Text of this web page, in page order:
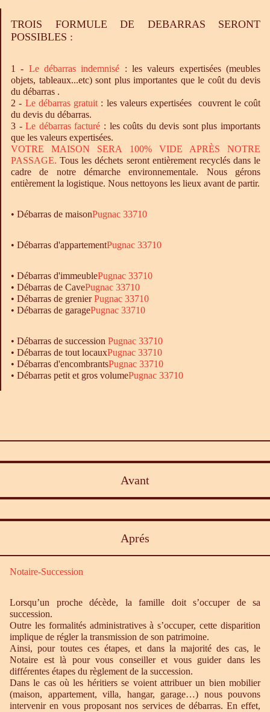
TROIS FORMULE DE DEBARRAS SERONT
POSSIBLES :
1 - Ledébarras indemnisé : les valeurs expertisées (meubles
objets, tableaux...etc) sont plus importantes que le coût du devis
du débarras .
2 - Le débarrasgratuit : les valeurs expertisées couvrent le coût
du devis du débarras.
3 -Le débarrasfacturé : les coûts du devis sont plus importants
que les valeurs expertisées.
VOTRE MAISON SERA 100% VIDE APRÈS NOTRE
PASSAGE. Tous les déchets seront entièrement recyclés dans le
cadre de notre démarche environnementale. Nous gérons
entièrement la logistique. Nous nettoyons les lieux avant de partir.
• Débarras de maisonPugnac 33710
• Débarras d'appartementPugnac 33710
• Débarras d'immeublePugnac 33710
• Débarras de CavePugnac 33710
• Débarras de grenierPugnac 33710
• Débarras de garagePugnac 33710
• Débarras de succession Pugnac 33710
• Débarras de tout locauxPugnac 33710
• Débarras d'encombrantsPugnac 33710
• Débarras petit et gros volumePugnac 33710
Avant
Aprés
Notaire-Succession
Lorsqu’un proche décède, la famille doit s’occuper de sa
succession.
Outre les formalités administratives à s’occuper, cette disparition
implique de régler la transmission de son patrimoine.
Ainsi, pour toutes ces étapes, et dans la majorité des cas, le
Notaire est là pour vous conseiller et vous guider dans les
différentes étapes du règlement de la succession.
Dans le cas où les héritiers se voient attribuer un bien mobilier
(maison, appartement, villa, hangar, garage…) nous pouvons
intervenir en vous proposant nos services de débarras. En effet,